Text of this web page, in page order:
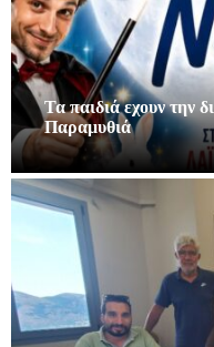
Τα παιδιά εχουν την
Παραμυθιά